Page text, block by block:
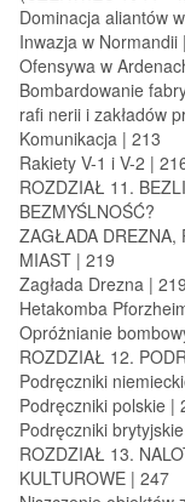
Dominacja aliantów
Inwazja w Normandii
Ofensywa w
Bombardowanie
rafi nerii i zakładów
Komunikacja | 213
Rakiety V-1 i V-2 |
ROZDZIAŁ 11.
BEZMYŚLNOŚĆ?
ZAGŁADA DREZNA,
MIAST | 219
Zagłada Drezna | 219
Hetakomba
Opróżnianie
ROZDZIAŁ 12.
Podręczniki
Podręczniki polskie |
Podręczniki
ROZDZIAŁ 13.
KULTUROWE | 247